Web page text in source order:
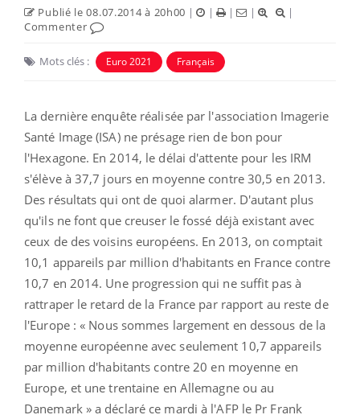
Publié le 08.07.2014 à 20h00 | | | |
|
Commenter
Mots clés : Euro 2021 Français
La dernière enquête réalisée par l'association Imagerie
Santé Image (ISA) ne présage rien de bon pour
l'Hexagone. En 2014, le délai d'attente pour les IRM
s'élève à 37,7 jours en moyenne contre 30,5 en 2013.
Des résultats qui ont de quoi alarmer. D'autant plus
qu'ils ne font que creuser le fossé déjà existant avec
ceux de des voisins européens. En 2013, on comptait
10,1 appareils par million d'habitants en France contre
10,7 en 2014. Une progression qui ne suffit pas à
rattraper le retard de la France par rapport au reste de
l'Europe : « Nous sommes largement en dessous de la
moyenne européenne avec seulement 10,7 appareils
par million d'habitants contre 20 en moyenne en
Europe, et une trentaine en Allemagne ou au
Danemark » a déclaré ce mardi à l'AFP le Pr Frank